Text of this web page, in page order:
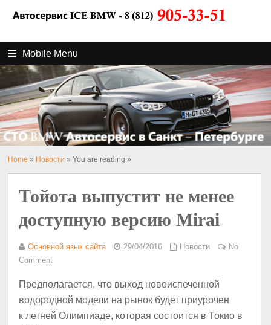
Mobile Menu
Home » Новости » You are reading »
Тойота выпустит не менее
доступную версию Mirai
Основной язык сайта 29/04/2016 Новости
No
Comment
Предполагается, что выход новоиспеченной
водородной модели на рынок будет приурочен
к летней Олимпиаде, которая состоится в Токио в